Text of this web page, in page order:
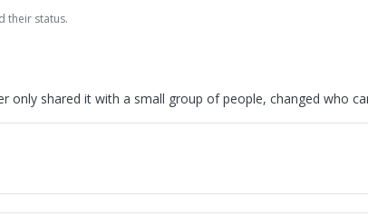
their status.
only shared it with a small group of people, changed who